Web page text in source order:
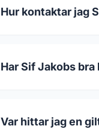
Hur kontaktar jag
Har Sif Jakobs
Var hittar jag en